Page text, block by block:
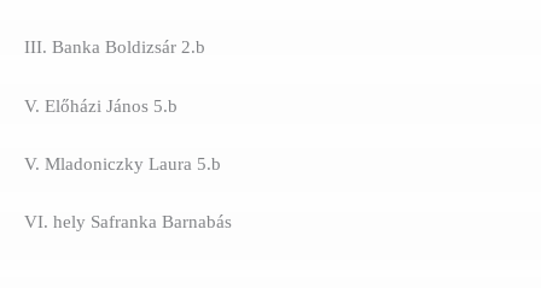
III. Banka Boldizsár 2.b
V. Előházi János 5.b
V. Mladoniczky Laura 5.b
VI. hely Safranka Barnabás